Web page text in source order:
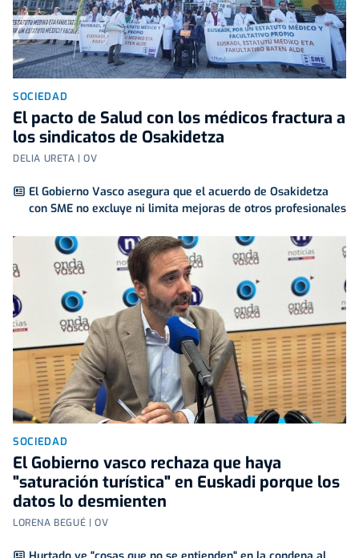
SOCIEDAD
El pacto de Salud con los médicos fractura a
los sindicatos de Osakidetza
DELIA URETA | OV
El Gobierno Vasco asegura que el acuerdo de Osakidetza
con SME no excluye ni limita mejoras de otros profesionales
SOCIEDAD
El Gobierno vasco rechaza que haya
"saturación turística" en Euskadi porque los
datos lo desmienten
LORENA BEGUÉ | OV